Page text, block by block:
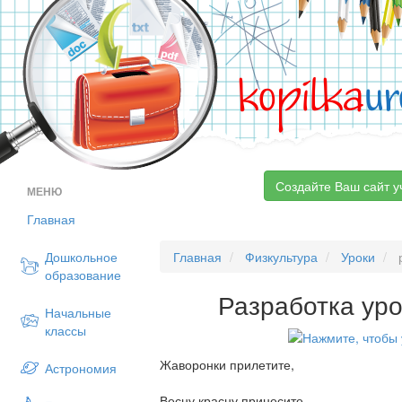
kopilka
МЕНЮ
Главная
Дошкольное
образование
Начальные
классы
Астрономия
Создайте Ваш сайт
Главная Физкультура Уроки
Разработка
Жаворонки прилетите,